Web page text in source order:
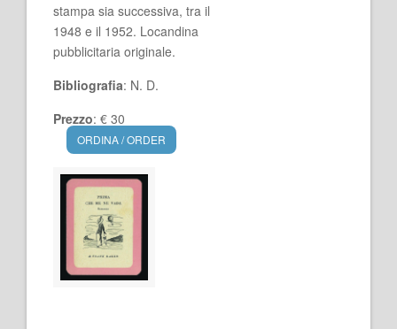
stampa sia successiva, tra il
1948 e il 1952. Locandina
pubblicitaria originale.
Bibliografia: N. D.
Prezzo: € 30
ORDINA / ORDER